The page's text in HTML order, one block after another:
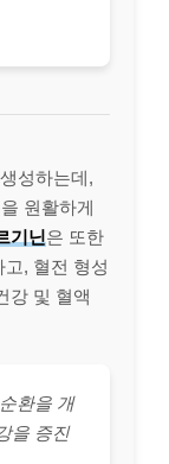
성하는데,
원활하게
기닌은 또한
, 혈전 형성
강 및 혈액
환을 개
을 증진